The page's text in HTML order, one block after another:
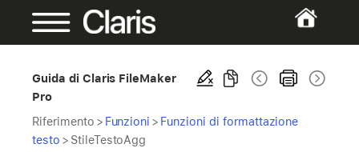
Guida di Claris FileMaker
Pro
Riferimento > Funzioni > Funzioni di formattazione
testo > StileTestoAgg